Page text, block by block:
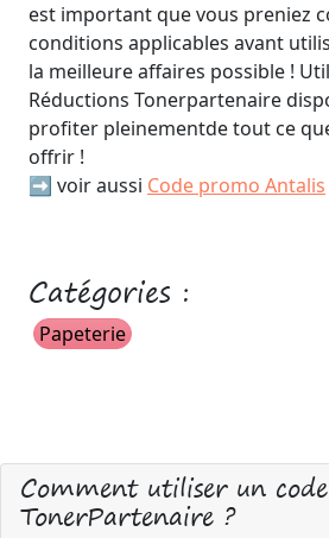
est important que vous preniez
conditions applicables avant
la meilleure affaires possible !
Réductions Tonerpartenaire
profiter pleinementde tout ce
offrir !
➡️ voir aussi Code promo Antalis
Catégories :
Papeterie
Comment utiliser un
TonerPartenaire ?